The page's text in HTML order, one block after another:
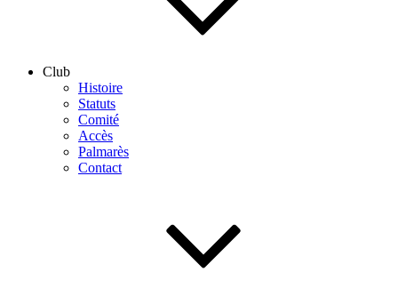
Club
Histoire
Statuts
Comité
Accès
Palmarès
Contact